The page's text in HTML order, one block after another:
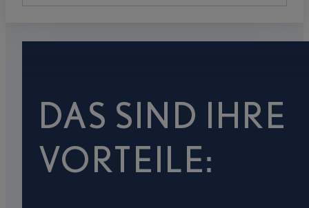
DAS SIND IHRE
VORTEILE: